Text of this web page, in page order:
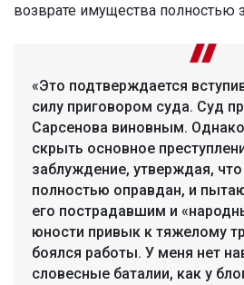
возврате имущества полностью
«Это подтверждается
силу приговором суда. Суд
Сарсенова виновным.
скрыть основное
заблуждение, утверждая,
полностью оправдан, и
его пострадавшим и
юности привык к тяжелому
боялся работы. У меня нет
словесные баталии, как у